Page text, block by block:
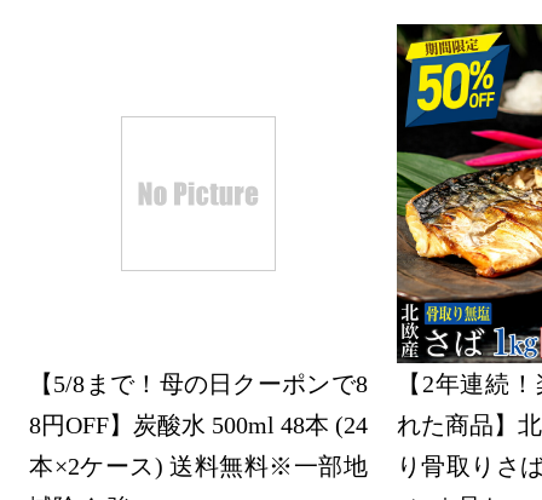
【5/8まで！母の日クーポンで8
8円OFF】炭酸水 500ml 48本 (24
本×2ケース) 送料無料※一部地
【2年連続
れた商品】
り骨取りさ